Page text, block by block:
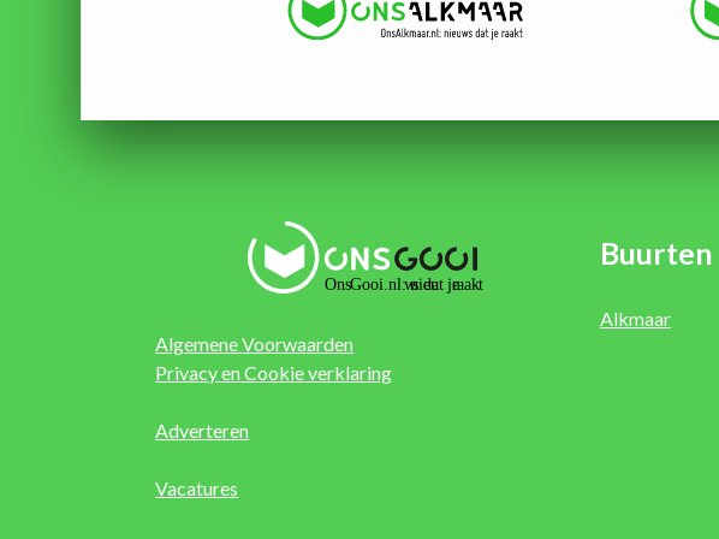
Algemene Voorwaarden
Privacy en Cookie verklaring
Adverteren
Vacatures
Buurten
Alkmaar